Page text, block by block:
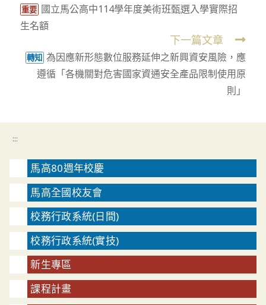
more
articles
重要 國立馬公高中114學年度美術班甄選入學實際招
生名額
下一篇文章
轉知 為因應新形態數位服務延伸之新興資安風險，應
遵循「各機關對危害國家資通安全產品限制使用原
則」
:::
馬高80週年校慶
馬高全國校友會
校務行政系統(日間)
校務行政系統(實技)
新生專區
課程計畫